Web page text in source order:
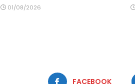
01/08/2026
FACEBOOK